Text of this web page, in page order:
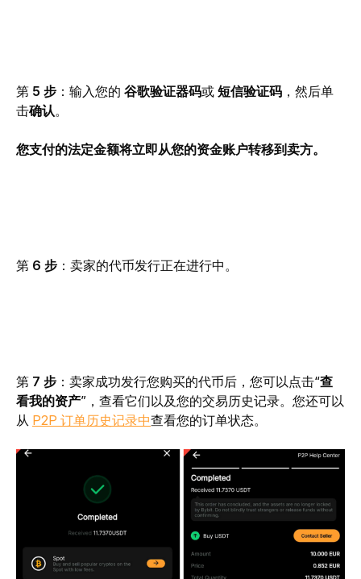
第 5 步 ：输入您的 谷歌验证器码或 短信验证码 ，然后单
击确认。
您支付的法定金额将立即从您的资金账户转移到卖方。
第 6 步 ：卖家的代币发行正在进行中。
第 7 步 ：卖家成功发行您购买的代币后，您可以点击“查
看我的资产”，查看它们以及您的交易历史记录。您还可以
从 P2P 订单历史记录中查看您的订单状态。